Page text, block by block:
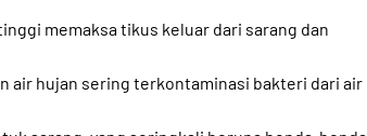
memaksa tikus keluar dari sarang dan
air hujan sering terkontaminasi bakteri dari air